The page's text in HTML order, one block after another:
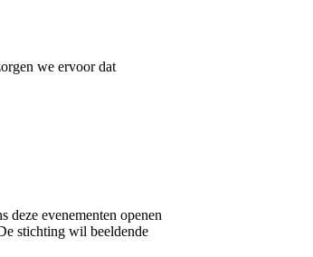
we ervoor dat
deze evenementen openen
stichting wil beeldende